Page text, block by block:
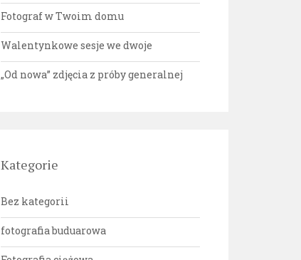
Fotograf w Twoim domu
Walentynkowe sesje we dwoje
„Od nowa” zdjęcia z próby generalnej
Kategorie
Bez kategorii
fotografia buduarowa